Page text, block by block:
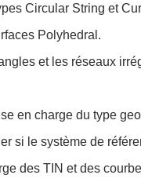
Circular String et
Polyhedral.
et les réseaux
en charge du type
si le système de
des TIN et des